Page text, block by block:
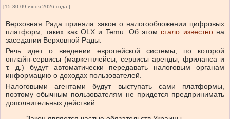
[15:30 09 июня 2026 года ]
Верховная Рада приняла закон о налогообложении цифровых
платформ, таких как OLX и Temu. Об этом стало известно на
заседании Верховной Рады.
Речь идет о введении европейской системы, по которой
онлайн-сервисы (маркетплейсы, сервисы аренды, фриланса и
т. д.) будут автоматически передавать налоговым органам
информацию о доходах пользователей.
Налоговыми агентами будут выступать сами платформы,
поэтому обычным пользователям не придется предпринимать
дополнительных действий.